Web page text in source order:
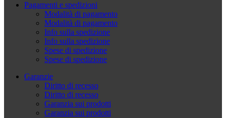
Pagamenti e spedizioni
Modalità di pagamento
Modalità di pagamento
Info sulla spedizione
Info sulla spedizione
Spese di spedizione
Spese di spedizione
Garanzie
Diritto di recesso
Diritto di recesso
Garanzia sui prodotti
Garanzia sui prodotti